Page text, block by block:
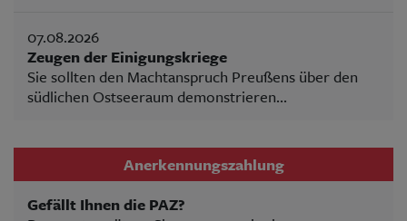
07.08.2026
Zeugen der Einigungskriege
Sie sollten den Machtanspruch Preußens über den
südlichen Ostseeraum demonstrieren...
Anerkennungszahlung
Gefällt Ihnen die PAZ?